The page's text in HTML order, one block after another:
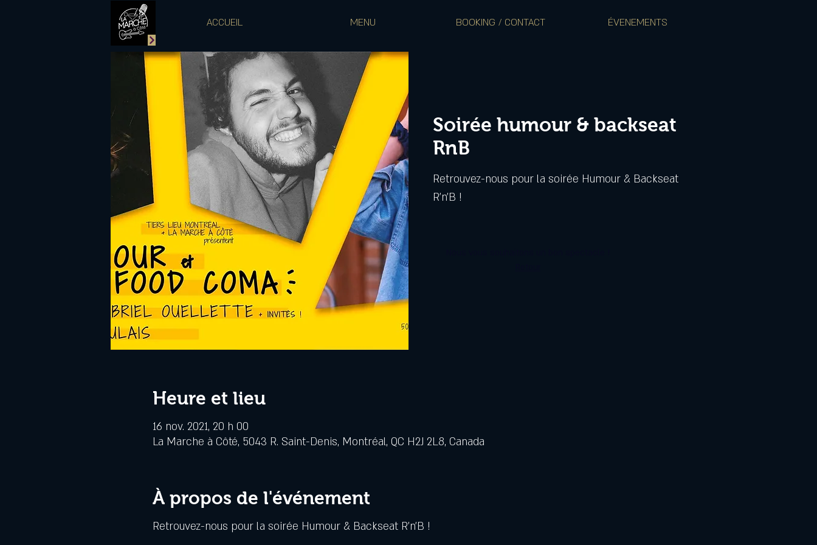
ACCUEIL MENU BOOKING / CONTACT ÉVENEMENTS
Soirée humour & backseat
RnB
Retrouvez-nous pour la soirée Humour & Backseat
R'n'B !
Heure et lieu
16 nov. 2021, 20 h 00
La Marche à Côté, 5043 R. Saint-Denis, Montréal, QC H2J 2L8, Canada
À propos de l'événement
Retrouvez-nous pour la soirée Humour & Backseat R'n'B !